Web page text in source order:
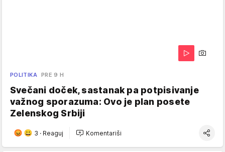
POLITIKA PRE 9 H
Svečani doček, sastanak pa potpisivanje
važnog sporazuma: Ovo je plan posete
Zelenskog Srbiji
3 · Reaguj Komentariši